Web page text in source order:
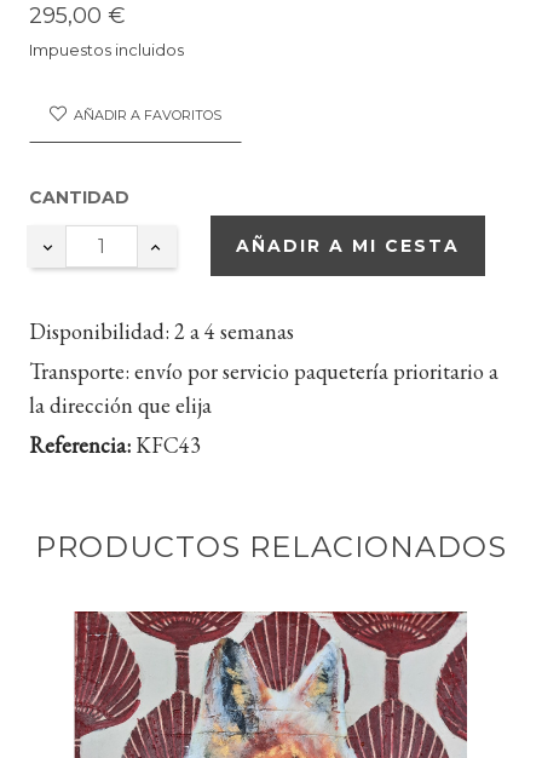
295,00 €
Impuestos incluidos
AÑADIR A FAVORITOS
CANTIDAD
AÑADIR A MI CESTA
Disponibilidad: 2 a 4 semanas
Transporte: envío por servicio paquetería prioritario a
la dirección que elija
Referencia: KFC43
PRODUCTOS RELACIONADOS